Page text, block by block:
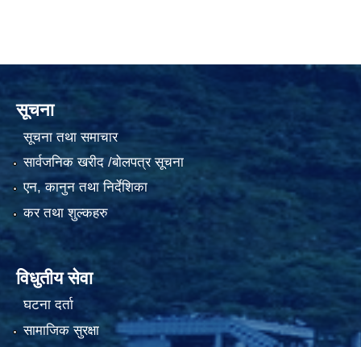
सूचना
सूचना तथा समाचार
सार्वजनिक खरीद /बोलपत्र सूचना
एन, कानुन तथा निर्देशिका
कर तथा शुल्कहरु
विधुतीय सेवा
घटना दर्ता
सामाजिक सुरक्षा